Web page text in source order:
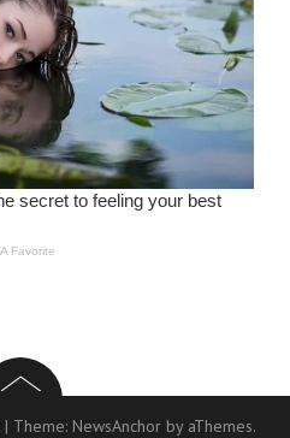
| Theme: NewsAnchor by aThemes.